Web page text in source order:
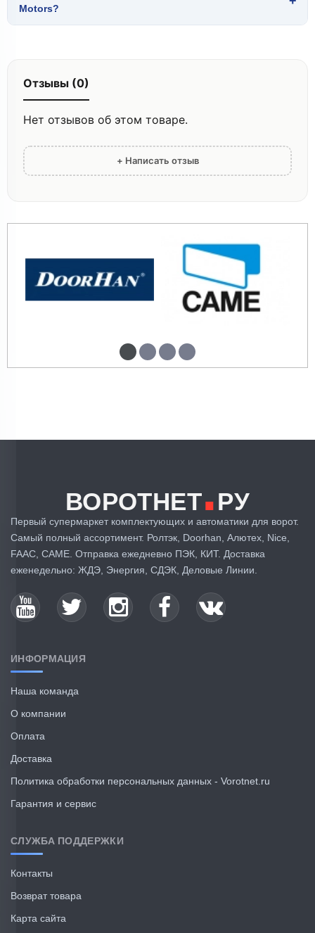
Motors?
Отзывы (0)
Нет отзывов об этом товаре.
+ Написать отзыв
ВОРОТНЕТ.РУ
Первый супермаркет комплектующих и автоматики для ворот.
Самый полный ассортимент. Ролтэк, Doorhan, Алютех, Nice,
FAAC, CAME. Отправка ежедневно ПЭК, КИТ. Доставка
еженедельно: ЖДЭ, Энергия, СДЭК, Деловые Линии.
ИНФОРМАЦИЯ
Наша команда
О компании
Оплата
Доставка
Политика обработки персональных данных - Vorotnet.ru
Гарантия и сервис
СЛУЖБА ПОДДЕРЖКИ
Контакты
Возврат товара
Карта сайта